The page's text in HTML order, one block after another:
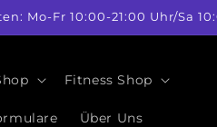
Mo-Fr 10:00-21:00 Uhr/Sa
Fitness Shop
Über Uns